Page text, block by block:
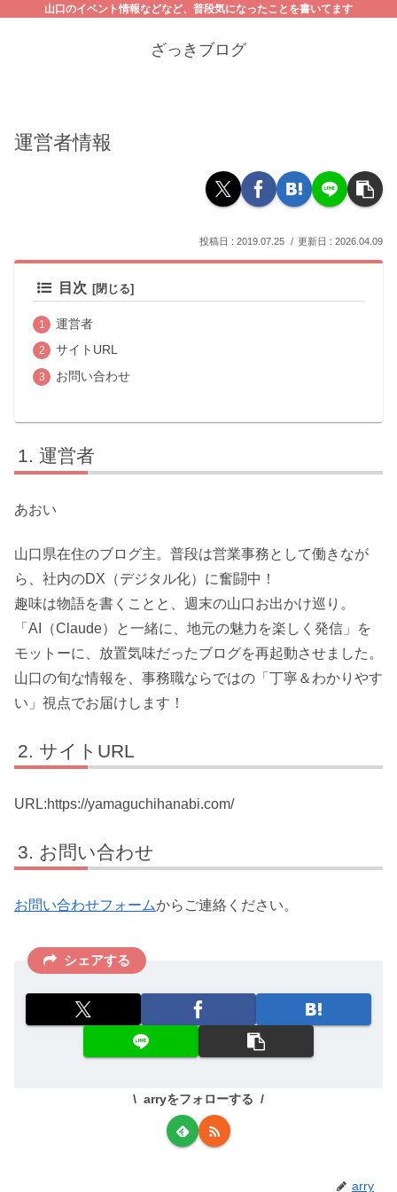
山口のイベント情報などなど、普段気になったことを書いてます
ざっきブログ
運営者情報
2019.07.25 2026.04.09
目次
運営者
サイトURL
お問い合わせ
運営者
あおい
山口県在住のブログ主。普段は営業事務として働きなが
ら、社内のDX（デジタル化）に奮闘中！
趣味は物語を書くことと、週末の山口お出かけ巡り。
「AI（Claude）と一緒に、地元の魅力を楽しく発信」を
モットーに、放置気味だったブログを再起動させました。
山口の旬な情報を、事務職ならではの「丁寧＆わかりやす
い」視点でお届けします！
サイトURL
URL:https://yamaguchihanabi.com/
お問い合わせ
お問い合わせフォームからご連絡ください。
シェアする
arryをフォローする
arry